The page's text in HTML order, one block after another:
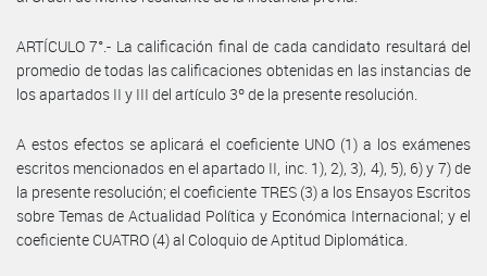
ARTÍCULO 7°.- La calificación final de cada candidato resultará del
promedio de todas las calificaciones obtenidas en las instancias de
los apartados II y III del artículo 3º de la presente resolución.
A estos efectos se aplicará el coeficiente UNO (1) a los exámenes
escritos mencionados en el apartado II, inc. 1), 2), 3), 4), 5), 6) y 7) de
la presente resolución; el coeficiente TRES (3) a los Ensayos Escritos
sobre Temas de Actualidad Política y Económica Internacional; y el
coeficiente CUATRO (4) al Coloquio de Aptitud Diplomática.